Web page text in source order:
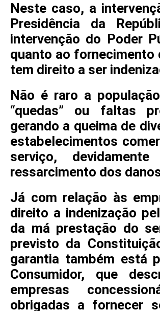
Neste caso, a
Presidência da
intervenção do Poder
quanto ao fornecimento
tem direito a ser
Não é raro a
“quedas” ou faltas
gerando a queima de
estabelecimentos
serviço,
ressarcimento dos
Já com relação às
direito a indenização
da má prestação do
previsto da
garantia também está
Consumidor, que
empresas
obrigadas a fornecer